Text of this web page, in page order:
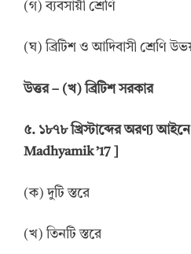
(গ) ব্যবসায়ী শ্রেণি
(ঘ) ব্রিটিশ ও আদিবাসী শ্রেণি
উত্তর– (খ) ব্রিটিশ সরকার
৫. ১৮৭৮ খ্রিস্টাব্দের অরণ্য
Madhyamik ’17 ]
(ক) দুটি স্তরে
(খ) তিনটি স্তরে